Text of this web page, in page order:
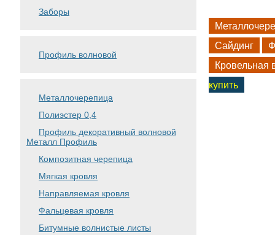
Заборы
Профиль волновой
Металлочерепица
Полиэстер 0,4
Профиль декоративный волновой
Металл Профиль
Композитная черепица
Мягкая кровля
Направляемая кровля
Фальцевая кровля
Битумные волнистые листы
Сайдинг
Кровельная
купить